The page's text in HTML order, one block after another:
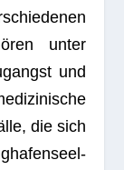
unter
und
die sich